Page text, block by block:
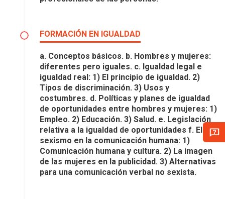
FORMACIÓN EN IGUALDAD
a. Conceptos básicos. b. Hombres y mujeres:
diferentes pero iguales. c. Igualdad legal e
igualdad real: 1) El principio de igualdad. 2)
Tipos de discriminación. 3) Usos y
costumbres. d. Políticas y planes de igualdad
de oportunidades entre hombres y mujeres: 1)
Empleo. 2) Educación. 3) Salud. e. Legislación
relativa a la igualdad de oportunidades f. El
sexismo en la comunicación humana: 1)
Comunicación humana y cultura. 2) La imagen
de las mujeres en la publicidad. 3) Alternativas
para una comunicación verbal no sexista.